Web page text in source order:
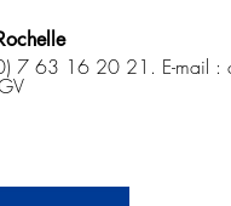
7 63 16 20 21. E-mail :